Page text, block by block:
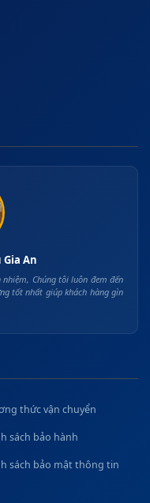
Gia An
Chúng tôi luôn đem đến
tốt nhất giúp khách hàng gìn
thức vận chuyển
sách bảo hành
sách bảo mật thông tin